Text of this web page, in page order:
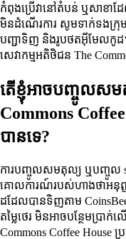
កំពុងប្រើវានៅតំបន់ ឬសាខា
មិនដំណើរការ សូមទាក់ទងក្រុម
បញ្ជាទិញ និងរូបថតអ៊ីមែលកូដ។
សេវាកម្មអតិថិជន The
តើខ្ញុំអាចបញ្ចូល
Commons
បានទេ?
ការបញ្ចូលសមតុល្យ ឬបញ្ចូល
គោលការណ៍របស់ហាងថាអនុញ្
ដដែលបានទិញតាម
តម្លៃថេរ មិនអាចបន្ថែមប្រ
Commons Coffee House